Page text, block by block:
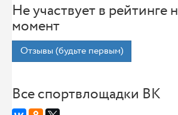
Не участвует в рейтинге
момент
Отзывы (будьте первым)
Все спортвлощадки ВК